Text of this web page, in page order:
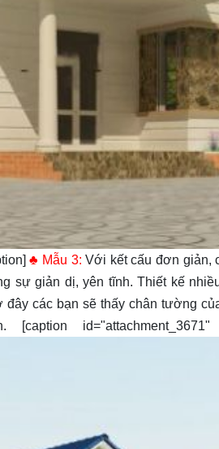
♣ Mẫu 3: Với kết cấu đơn giản,
sự giản dị, yên tĩnh. Thiết kế
đây các bạn sẽ thấy chân tường
id="attachment_3671"